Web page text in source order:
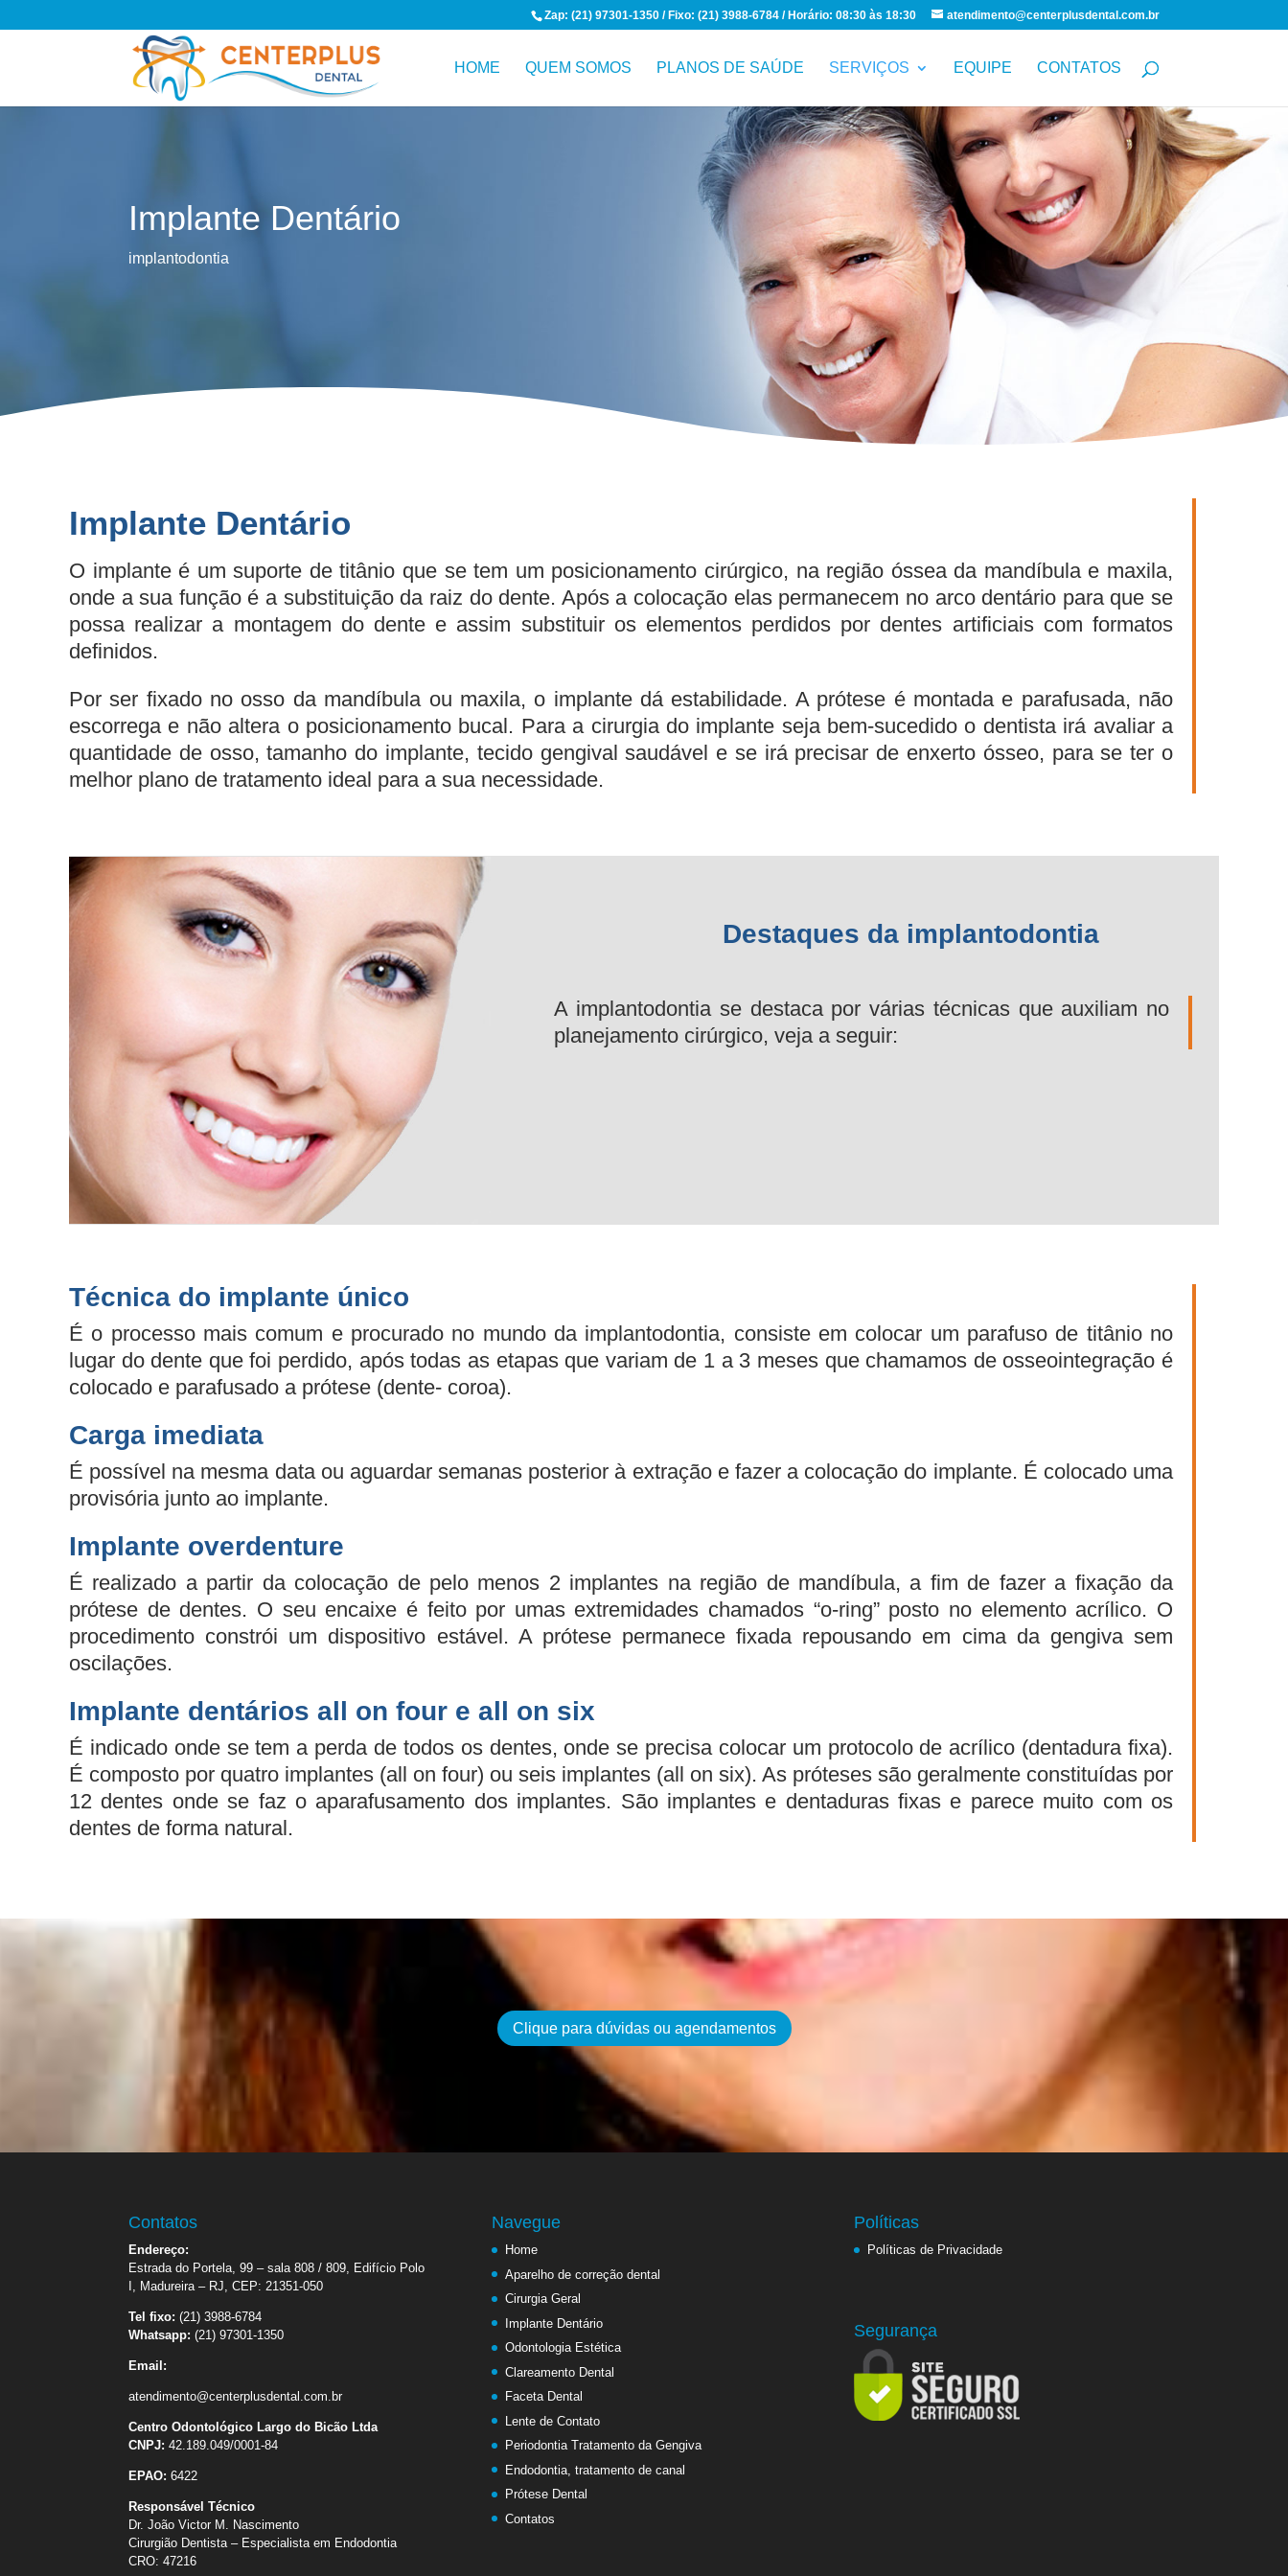
Zap: (21) 97301-1350 / Fixo: (21) 3988-6784 / Horário: 08:30 às 18:30 atendimento@centerplusdental.com.br
HOME QUEM SOMOS PLANOS DE SAÚDE SERVIÇOS EQUIPE CONTATOS
Implante Dentário
implantodontia
Implante Dentário
O implante é um suporte de titânio que se tem um posicionamento cirúrgico, na região óssea da mandíbula e maxila,
onde a sua função é a substituição da raiz do dente. Após a colocação elas permanecem no arco dentário para que se
possa realizar a montagem do dente e assim substituir os elementos perdidos por dentes artificiais com formatos
definidos.
Por ser fixado no osso da mandíbula ou maxila, o implante dá estabilidade. A prótese é montada e parafusada, não
escorrega e não altera o posicionamento bucal. Para a cirurgia do implante seja bem-sucedido o dentista irá avaliar a
quantidade de osso, tamanho do implante, tecido gengival saudável e se irá precisar de enxerto ósseo, para se ter o
melhor plano de tratamento ideal para a sua necessidade.
Destaques da implantodontia
A implantodontia se destaca por várias técnicas que auxiliam no
planejamento cirúrgico, veja a seguir:
Técnica do implante único
É o processo mais comum e procurado no mundo da implantodontia, consiste em colocar um parafuso de titânio no
lugar do dente que foi perdido, após todas as etapas que variam de 1 a 3 meses que chamamos de osseointegração é
colocado e parafusado a prótese (dente- coroa).
Carga imediata
É possível na mesma data ou aguardar semanas posterior à extração e fazer a colocação do implante. É colocado uma
provisória junto ao implante.
Implante overdenture
É realizado a partir da colocação de pelo menos 2 implantes na região de mandíbula, a fim de fazer a fixação da
prótese de dentes. O seu encaixe é feito por umas extremidades chamados “o-ring” posto no elemento acrílico. O
procedimento constrói um dispositivo estável. A prótese permanece fixada repousando em cima da gengiva sem
oscilações.
Implante dentários all on four e all on six
É indicado onde se tem a perda de todos os dentes, onde se precisa colocar um protocolo de acrílico (dentadura fixa).
É composto por quatro implantes (all on four) ou seis implantes (all on six). As próteses são geralmente constituídas por
12 dentes onde se faz o aparafusamento dos implantes. São implantes e dentaduras fixas e parece muito com os
dentes de forma natural.
Clique para dúvidas ou agendamentos
Contatos
Endereço:
Estrada do Portela, 99 – sala 808 / 809, Edifício Polo
I, Madureira – RJ, CEP: 21351-050
Tel fixo: (21) 3988-6784
Whatsapp: (21) 97301-1350
Email:
atendimento@centerplusdental.com.br
Centro Odontológico Largo do Bicão Ltda
CNPJ: 42.189.049/0001-84
EPAO: 6422
Responsável Técnico
Dr. João Victor M. Nascimento
Cirurgião Dentista – Especialista em Endodontia
CRO: 47216
Navegue
Home
Aparelho de correção dental
Cirurgia Geral
Implante Dentário
Odontologia Estética
Clareamento Dental
Faceta Dental
Lente de Contato
Periodontia Tratamento da Gengiva
Endodontia, tratamento de canal
Prótese Dental
Contatos
Políticas
Políticas de Privacidade
Segurança